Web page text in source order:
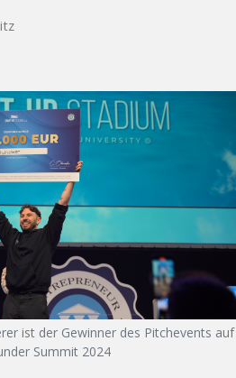
ist der Gewinner des Pitchevents auf
Summit 2024